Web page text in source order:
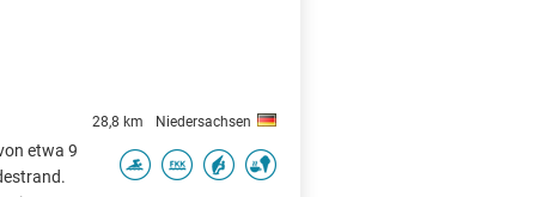
28,8 km Niedersachsen
etwa 9